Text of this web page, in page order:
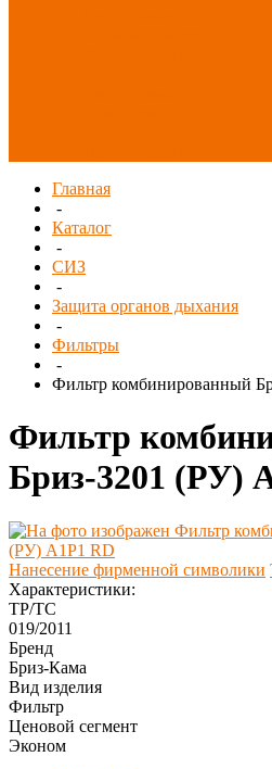
Главная
-
Каталог
-
СИЗ
-
Защита органов дыхания
-
Фильтры
-
Фильтр комбинированный
Фильтр
Бриз-3201 (РУ)
Нанесение фирменной символики
Характеристики:
ТР/ТС
019/2011
Бренд
Бриз-Кама
Вид изделия
Фильтр
Ценовой сегмент
Эконом